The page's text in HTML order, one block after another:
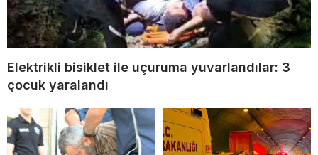
Elektrikli bisiklet ile uçuruma yuvarlandılar: 3
çocuk yaralandı